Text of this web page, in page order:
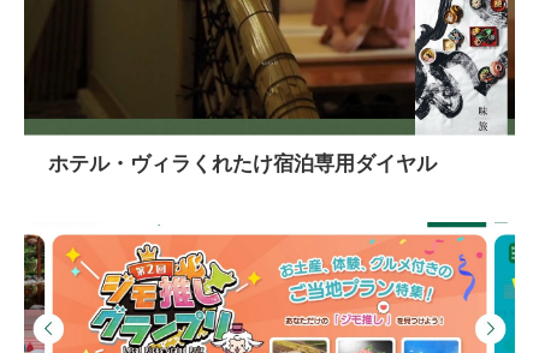
ホテル・ヴィラくれたけ宿泊専用ダイヤル